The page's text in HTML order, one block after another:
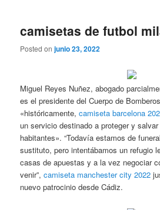
camisetas de futbol
Posted onjunio 23, 2022
Miguel Reyes Nuñez, abogado
es el presidente del Cuerpo de
«históricamente,camiseta barcelona
un servicio destinado a proteger y
habitantes». “Todavía estamos de
sustituto, pero intentábamos un refugio
casas de apuestas y a la vez negociar
venir”,camiseta manchester city 2022
nuevo patrocinio desde Cádiz.